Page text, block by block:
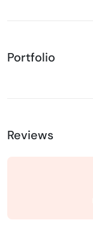
Portfolio
Reviews